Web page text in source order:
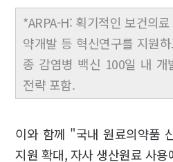
*ARPA-H: 획기적인 보건의
약개발 등 혁신연구를 지원
종 감염병 백신 100일 내 개
전략 포함.
이와 함께 "국내 원료의약품
지원 확대, 자사 생산원료 사